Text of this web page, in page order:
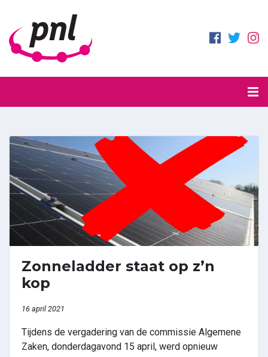
Zonneladder staat op z’n
kop
16 april 2021
Tijdens de vergadering van de commissie Algemene
Zaken, donderdagavond 15 april, werd opnieuw